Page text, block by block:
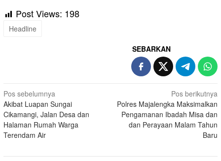
Post Views: 198
Headline
SEBARKAN
Navigasi
pos
Pos sebelumnya
Akibat Luapan Sungai
Cikamangi, Jalan Desa dan
Halaman Rumah Warga
Terendam Air
Pos berikutnya
Polres Majalengka Maksimalkan
Pengamanan Ibadah Misa dan
dan Perayaan Malam Tahun
Baru